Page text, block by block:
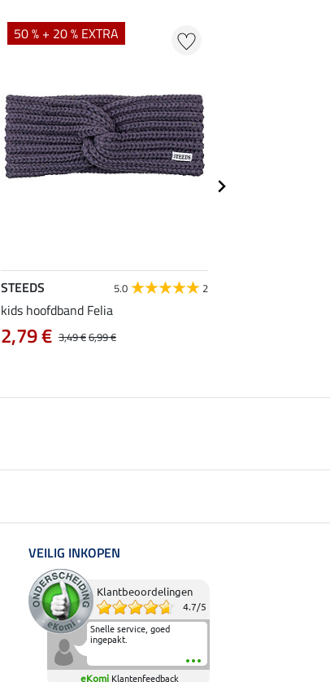
50 % + 20 % EXTRA
STEEDS 5.0 2
kids hoofdband Felia
3,49 €6,99 €
2,79 €
VEILIG INKOPEN
Klantbeoordelingen
4.7/5
Snelle service, goed
ingepakt.
eKomi Klantenfeedback